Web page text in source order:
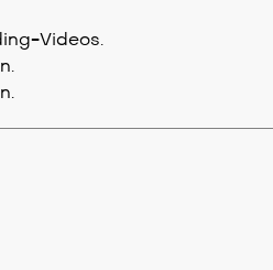
Videos.